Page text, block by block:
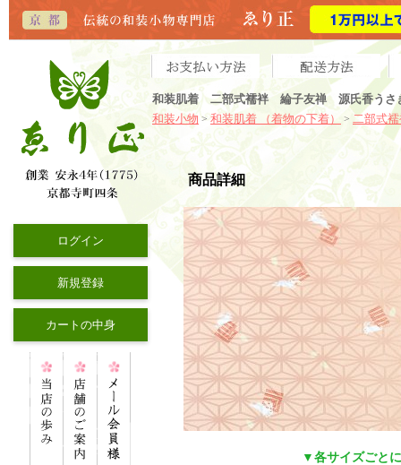
和装肌着 二部式襦袢 綸子友禅 源氏香う
和装小物 > 和装肌着 （着物の下着） > 二部式
ログイン
新規登録
カートの中身
商品詳細
▼各サイズごと